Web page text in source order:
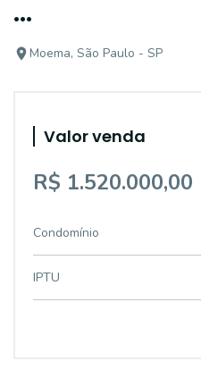
...
Moema, São Paulo - SP
Valor venda
R$ 1.520.000,00
Condomínio
IPTU